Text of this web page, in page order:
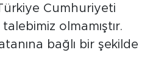
Cumhuriyeti
olmamıştır.
bağlı bir şekilde